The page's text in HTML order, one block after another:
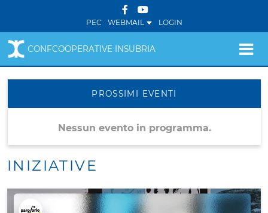
PEC WEBMAIL LOGIN
CONFCOOPERATIVE INSUBRIA
PROSSIMI EVENTI
Nessun evento in programma.
INIZIATIVE